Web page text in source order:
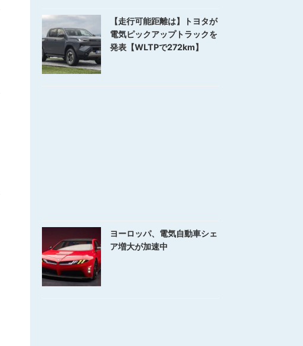
【走行可能距離は】トヨタが
電気ピックアップトラックを
発表【WLTPで272km】
ヨーロッパ、電気自動車シェ
ア増大が加速中